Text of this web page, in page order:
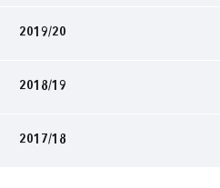
2019/20
2018/19
2017/18